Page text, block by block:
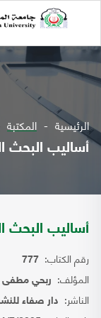
الرئيسية المكتبة
أساليب البحث
أساليب البحث
رقم الكتاب: 777
المؤلف: ربحي مطفى
الناشر: دار صفاء